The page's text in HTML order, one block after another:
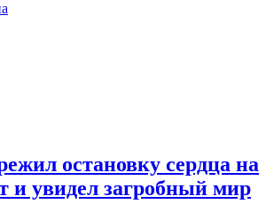
остановку сердца на
и увидел загробный мир